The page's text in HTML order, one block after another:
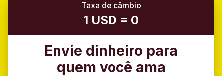
Taxa de câmbio
1 USD = 0
Envie dinheiro para
quem você ama